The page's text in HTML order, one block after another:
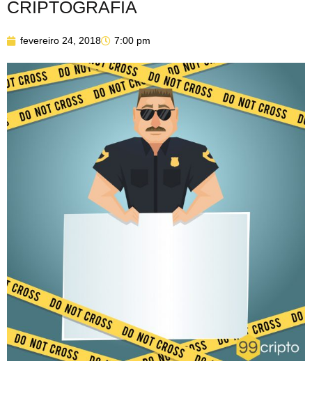
CRIPTOGRAFIA
fevereiro 24, 2018 7:00 pm